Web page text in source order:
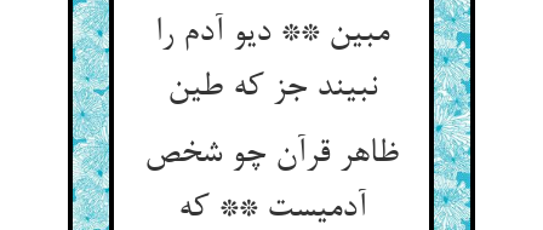
مبین ** دیو آدم را
نبیند جز که طین
ظاهر قرآن چو شخص
آدمیست ** که